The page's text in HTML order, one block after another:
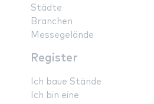
Städte
Branchen
Messegelände
Register
Ich baue Stände
Ich bin eine